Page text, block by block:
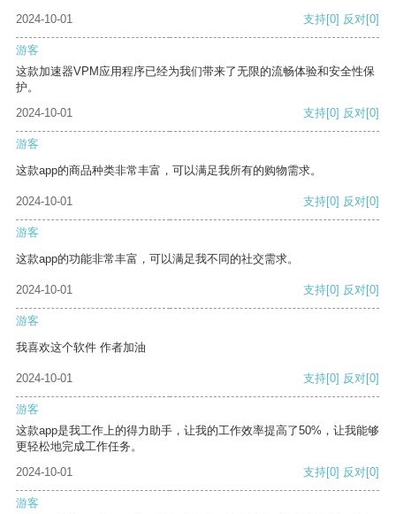
2024-10-01 支持[0] 反对[0]
游客
这款加速器VPM应用程序已经为我们带来了无限的流畅体验和安全性保
护。
2024-10-01
支持[0] 反对[0]
游客
这款app的商品种类非常丰富，可以满足我所有的购物需求。
2024-10-01 支持[0] 反对[0]
游客
这款app的功能非常丰富，可以满足我不同的社交需求。
2024-10-01 支持[0] 反对[0]
游客
我喜欢这个软件 作者加油
2024-10-01 支持[0] 反对[0]
游客
这款app是我工作上的得力助手，让我的工作效率提高了50%，让我能够
更轻松地完成工作任务。
2024-10-01
支持[0] 反对[0]
游客